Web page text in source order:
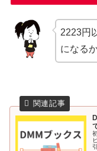
2223円
になる